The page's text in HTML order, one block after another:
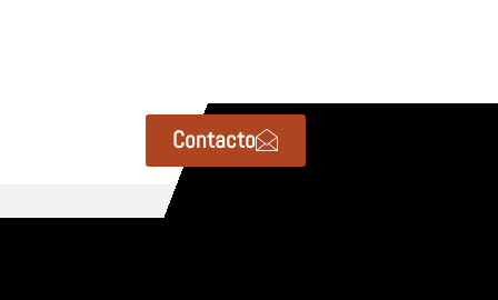
Contacto